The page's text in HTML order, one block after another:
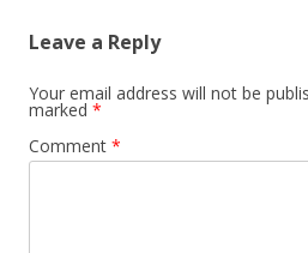
Leave a Reply
Your email address will not be
marked *
Comment *